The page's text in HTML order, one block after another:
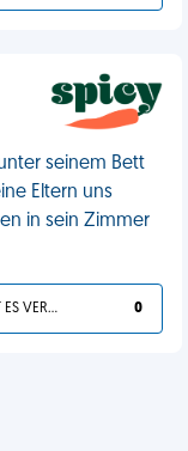
seinem Bett
Eltern uns
in sein Zimmer
DU HAST ES VERDIENT 0